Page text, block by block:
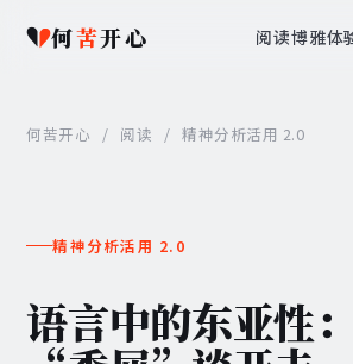
何苦开心 阅读博雅体
何苦开心 / 阅读 / 精神分析活用 2.0
精神分析活用 2.0
语言中的东亚性